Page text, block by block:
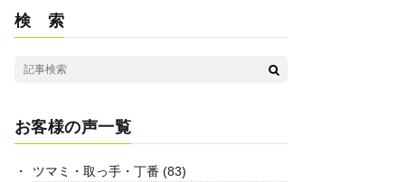
検 索
お客様の声一覧
ツマミ・取っ手・丁番 (83)